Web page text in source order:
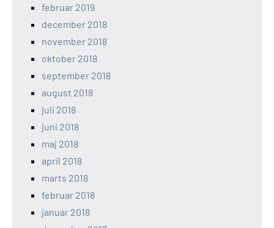
februar 2019
december 2018
november 2018
oktober 2018
september 2018
august 2018
juli 2018
juni 2018
maj 2018
april 2018
marts 2018
februar 2018
januar 2018